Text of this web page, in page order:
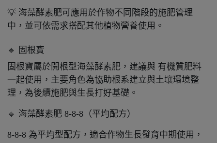
💡 海藻酵素肥可應用於作物不同階段的施肥管理
中，並可依需求搭配其他植物營養使用。
🔹 固根寶
固根寶屬於開根型海藻酵素肥，建議與 有機質肥料
一起使用，主要角色為協助根系建立與土壤環境整
理，為後續施肥與生長打好基礎。
🔹 海藻酵素肥 8-8-8（平均配方）
8-8-8 為平均型配方，適合作物生長發育中期使用，